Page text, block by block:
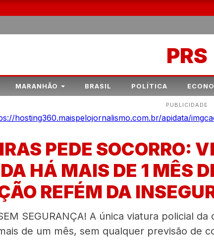
PRS
MARANHÃO BRASIL POLÍTICA
PUBLICIDADE
PEDE SOCORRO:
HÁ MAIS DE 1 MÊS
REFÉM DA
SEGURANÇA! A única viatura policial da
de um mês, sem qualquer previsão de